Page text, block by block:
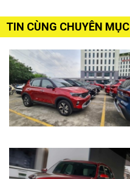
TIN CÙNG CHUYÊN MỤC